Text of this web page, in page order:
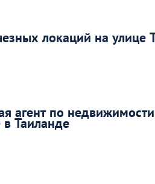
локаций на улице
агент по
Таиланде